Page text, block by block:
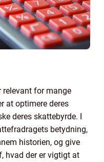
relevant for mange
at optimere deres
deres skattebyrde. I
betydning,
historien, og give
hvad der er vigtigt at